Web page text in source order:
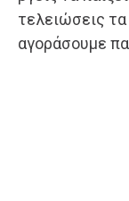
τελειώσεις
αγοράσουμε